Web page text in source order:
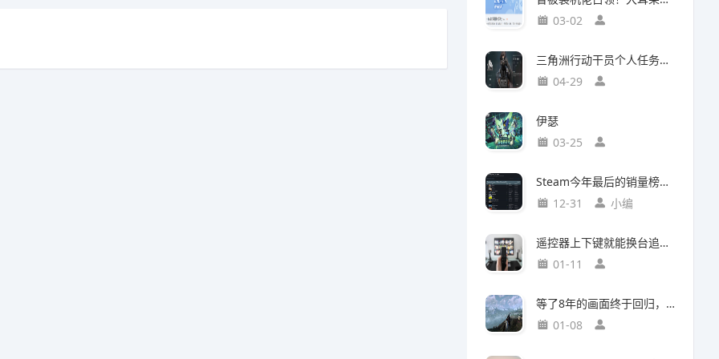
03-02
三角洲行动干员个人任务一览及完成建议【无名篇】
04-29
伊瑟
03-25
Steam今年最后的销量榜！最后赢家不是《光与影：33号远征队》
12-31
小编
遥控器上下键就能换台追剧，这款神器竟然打破了传统电视的所有限制
01-11
等了8年的画面终于回归，这个Mod竟然让《巫师3》重现当年神级预告
01-08